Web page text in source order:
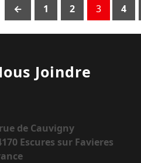
← 1 2 3 4
Joindre
de Cauvigny
Escures sur Favieres